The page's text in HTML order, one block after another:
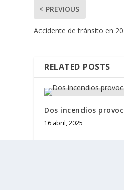
PREVIOUS
Accidente de tránsito en
RELATED POSTS
Dos incendios
16 abril, 2025